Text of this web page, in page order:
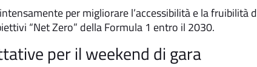
per migliorare l’accessibilità e la
“Net Zero” della Formula 1 entro il 2030.
per il weekend di gara